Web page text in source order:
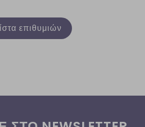
επιθυμιών